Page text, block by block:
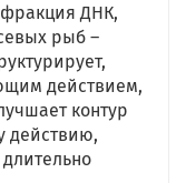
ДНК,
рыб –
действием,
контур
действию,
длительно